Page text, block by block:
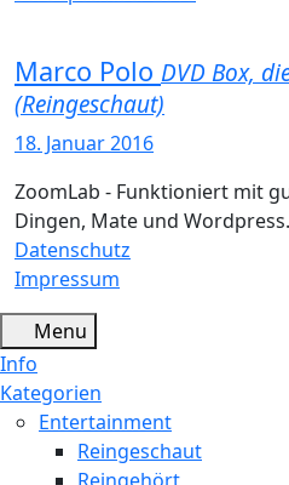
Marco Polo DVD Box,
(Reingeschaut)
18. Januar 2016
ZoomLab - Funktioniert mit
Dingen, Mate und Wordpress.
Datenschutz
Impressum
Menu
Info
Kategorien
Entertainment
Reingeschaut